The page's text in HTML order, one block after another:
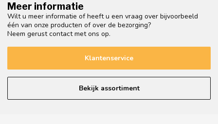
Meer informatie
Wilt u meer informatie of heeft u een vraag over bijvoorbeeld
één van onze producten of over de bezorging?
Neem gerust contact met ons op.
Klantenservice
Bekijk assortiment